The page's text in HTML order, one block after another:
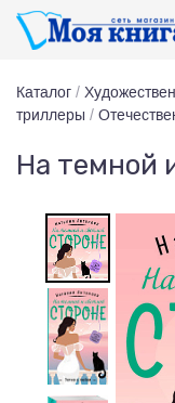
Каталог /
триллеры /
На темной